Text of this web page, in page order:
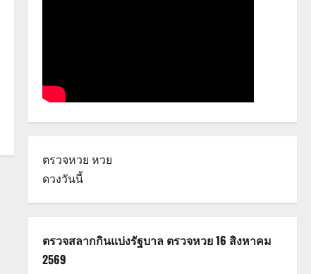
ตรวจหวย หวย
ดวงวันนี้
ตรวจสลากกินแบ่งรัฐบาล ตรวจหวย 16 สิงหาคม
2569